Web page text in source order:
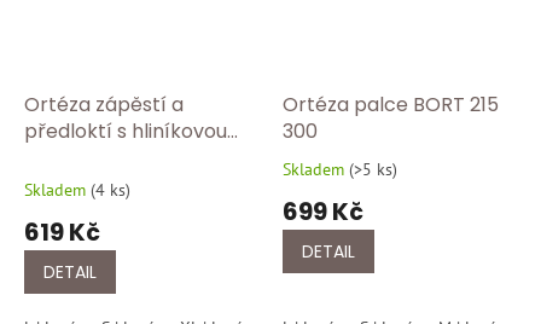
Ortéza zápěstí a
předloktí s hliníkovou
Skladem (4 ks)
619 Kč
DETAIL
Ortéza palce BORT 215
300
Průměrné
produktu
5,0
Skladem (>5 ks)
699 Kč
DETAIL